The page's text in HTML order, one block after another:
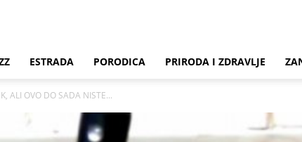
ESTRADA PORODICA PRIRODA I ZDRAVLJE
ALI OVO DO SADA NISTE...